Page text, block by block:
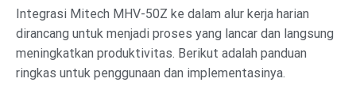
Integrasi Mitech MHV-50Z ke dalam alur kerja harian
dirancang untuk menjadi proses yang lancar dan langsung
meningkatkan produktivitas. Berikut adalah panduan
ringkas untuk penggunaan dan implementasinya.